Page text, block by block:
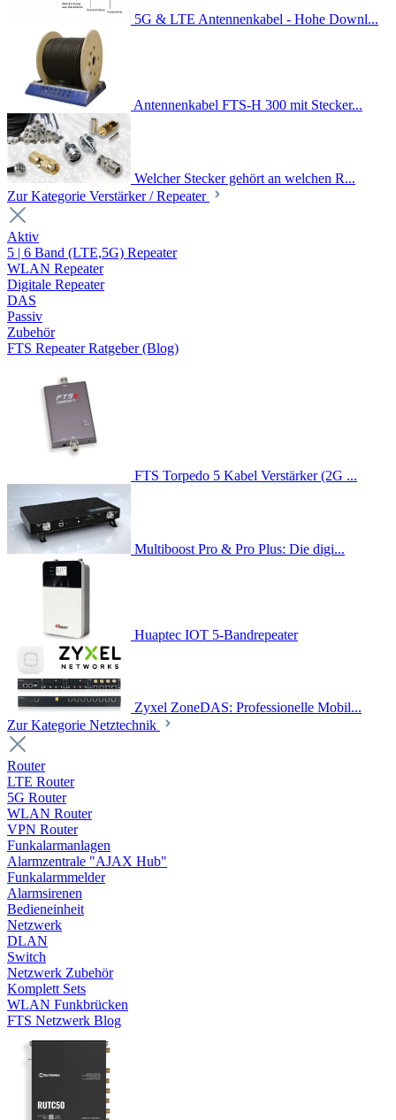
5G & LTE Antennenkabel - Hohe Downl...
Antennenkabel FTS-H 300 mit Stecker...
Welcher Stecker gehört an welchen R...
Zur Kategorie Verstärker / Repeater
Aktiv
5 | 6 Band (LTE,5G) Repeater
WLAN Repeater
Digitale Repeater
DAS
Passiv
Zubehör
FTS Repeater Ratgeber (Blog)
FTS Torpedo 5 Kabel Verstärker (2G ...
Multiboost Pro & Pro Plus: Die digi...
Huaptec IOT 5-Bandrepeater
Zyxel ZoneDAS: Professionelle Mobil...
Zur Kategorie Netztechnik
Router
LTE Router
5G Router
WLAN Router
VPN Router
Funkalarmanlagen
Alarmzentrale "AJAX Hub"
Funkalarmmelder
Alarmsirenen
Bedieneinheit
Netzwerk
DLAN
Switch
Netzwerk Zubehör
Komplett Sets
WLAN Funkbrücken
FTS Netzwerk Blog